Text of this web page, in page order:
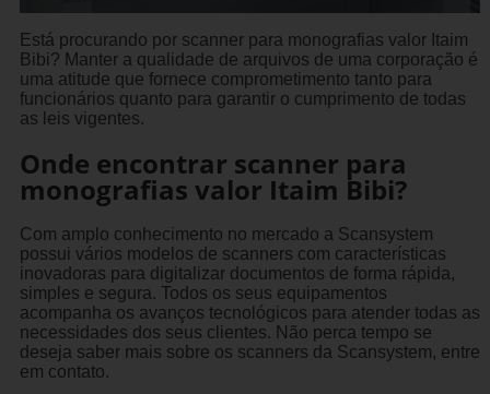
Está procurando por scanner para monografias valor Itaim
Bibi? Manter a qualidade de arquivos de uma corporação é
uma atitude que fornece comprometimento tanto para
funcionários quanto para garantir o cumprimento de todas
as leis vigentes.
Onde encontrar scanner para
monografias valor Itaim Bibi?
Com amplo conhecimento no mercado a Scansystem
possui vários modelos de scanners com características
inovadoras para digitalizar documentos de forma rápida,
simples e segura. Todos os seus equipamentos
acompanha os avanços tecnológicos para atender todas as
necessidades dos seus clientes. Não perca tempo se
deseja saber mais sobre os scanners da Scansystem, entre
em contato.